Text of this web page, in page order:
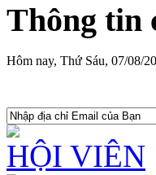
Thông tin
Hôm nay, Thứ Sáu, 07/08/
HỘI VIÊN